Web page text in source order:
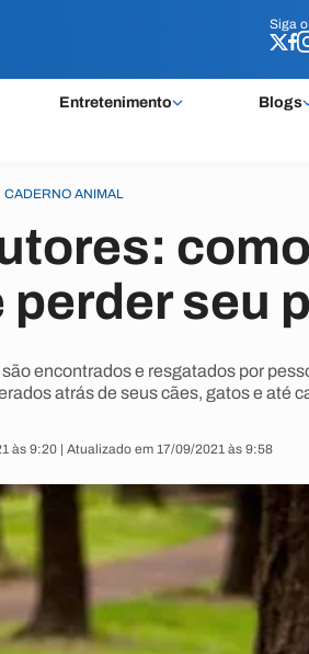
Siga
Entretenimento Blogs
Siga
CADERNO ANIMAL
seu
encontrados e resgatados por
atrás de seus cães, gatos e até
às 9:20 | Atualizado em 17/09/2021 às 9:58